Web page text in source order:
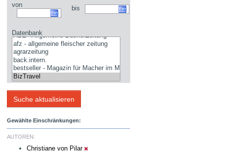
von bis
Datenbank
Gewählte Einschränkungen:
AUTOREN:
Christiane von Pilar